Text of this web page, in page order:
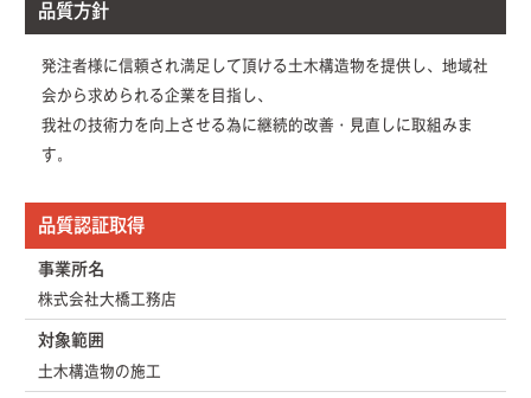
品質方針
発注者様に信頼され満足して頂ける土木構造物を提供し、地域社
会から求められる企業を目指し、
我社の技術力を向上させる為に継続的改善・見直しに取組みま
す。
品質認証取得
事業所名
株式会社大橋工務店
対象範囲
土木構造物の施工